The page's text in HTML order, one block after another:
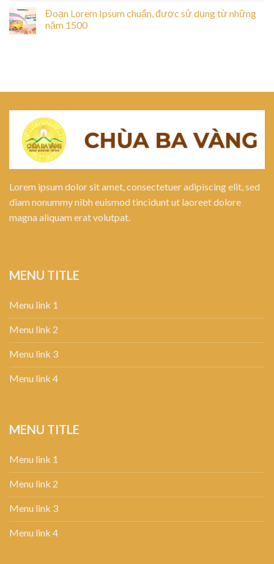
Đoạn Lorem Ipsum chuẩn, được sử dụng từ những
năm 1500
Lorem ipsum dolor sit amet, consectetuer adipiscing elit, sed
diam nonummy nibh euismod tincidunt ut laoreet dolore
magna aliquam erat volutpat.
MENU TITLE
Menu link 1
Menu link 2
Menu link 3
Menu link 4
MENU TITLE
Menu link 1
Menu link 2
Menu link 3
Menu link 4